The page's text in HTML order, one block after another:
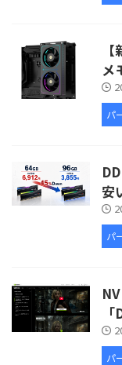
メ
パ
安
パ
パ